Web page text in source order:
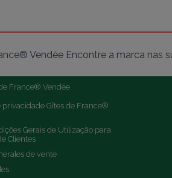
Vendée Encontre a marca nas
France® Vendée
privacidade Gîtes de France®
Gerais de Utilização para
Clientes
de vente